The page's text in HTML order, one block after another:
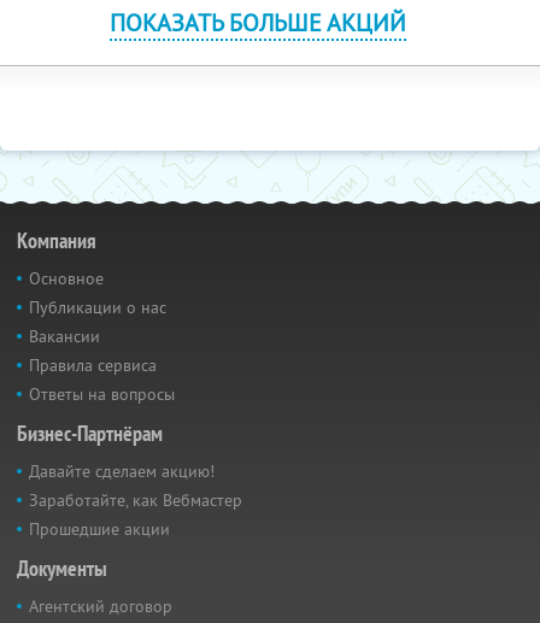
ПОКАЗАТЬ БОЛЬШЕ АКЦИЙ
Компания
Основное
Публикации о нас
Вакансии
Правила сервиса
Ответы на вопросы
Бизнес-Партнёрам
Давайте сделаем акцию!
Заработайте, как Вебмастер
Прошедшие акции
Документы
Агентский договор